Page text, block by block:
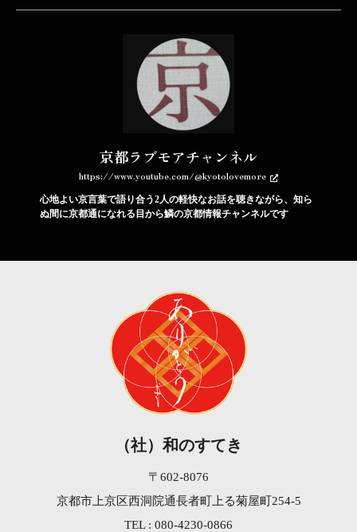
京都ラブモアチャンネル
https://www.youtube.com/@kyotolovemore
心地よい京言葉で語り合う2人の軽快なお話を聴きながら、知ら
ぬ間に京都通になれる目から鱗の京都情報チャンネルです
（社）和のすてき
〒602-8076
京都市上京区西洞院通長者町上る菊屋町254-5
TEL : 080-4230-0866